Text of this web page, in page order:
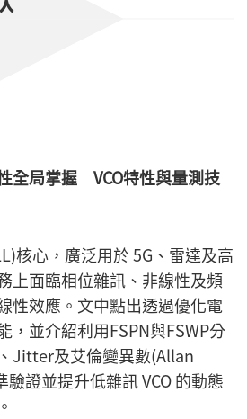
全局掌握 VCO特性與量測技
核心，廣泛用於 5G、雷達及高
上面臨相位雜訊、非線性及頻
性效應。文中點出透過優化電
，並介紹利用FSPN與FSWP分
Jitter及艾倫變異數(Allan
證並提升低雜訊 VCO 的動態